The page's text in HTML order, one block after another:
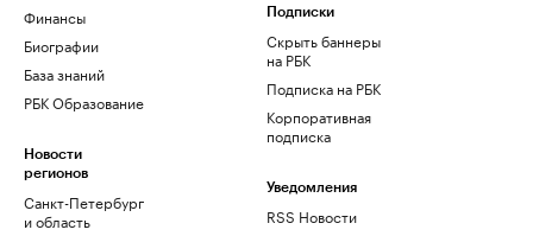
Финансы
Биографии
База знаний
РБК Образование
Новости
регионов
Санкт-Петербург
и область
Подписки
Скрыть баннеры
на РБК
Подписка на РБК
Корпоративная
подписка
Уведомления
RSS Новости